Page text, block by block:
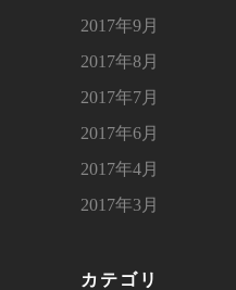
2017年9月
2017年8月
2017年7月
2017年6月
2017年4月
2017年3月
カテゴリ